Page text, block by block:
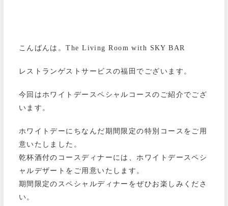
こんばんは。The Living Room with SKY BAR
レストランゲストサービスの福田でございます。
今回はホワイトデースペシャルコースのご紹介でござ
います。
ホワイトデーにちなんだ期間限定の特別コースをご用
意いたしました。
乾杯酒付のコースディナーには、ホワイトデースペシ
ャルデザートをご用意いたします。
期間限定のスペシャルディナーをぜひお楽しみくださ
い。